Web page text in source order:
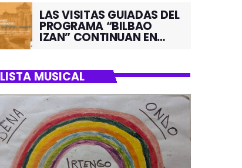
LAS VISITAS GUIADAS DEL
PROGRAMA “BILBAO
IZAN” CONTINUAN EN
LISTA MUSICAL